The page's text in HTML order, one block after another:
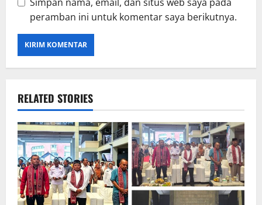
peramban ini untuk komentar saya berikutnya.
RELATED STORIES